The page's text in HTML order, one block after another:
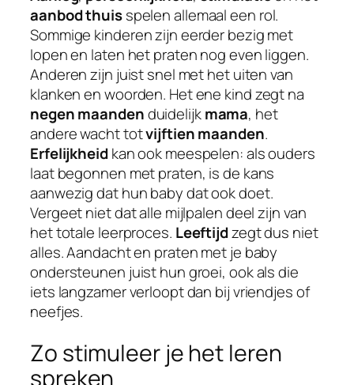
aanbod thuisspelen allemaal een rol.
Sommige kinderen zijn eerder bezig met
lopen en laten het praten nog even liggen.
Anderen zijn juist snel met het uiten van
klanken en woorden. Het ene kind zegt na
negen maandenduidelijkmama, het
andere wacht totvijftien maanden.
Erfelijkheidkan ook meespelen: als ouders
laat begonnen met praten, is de kans
aanwezig dat hun baby dat ook doet.
Vergeet niet dat alle mijlpalen deel zijn van
het totale leerproces. Leeftijdzegt dus niet
alles. Aandacht en praten met je baby
ondersteunen juist hun groei, ook als die
iets langzamer verloopt dan bij vriendjes of
neefjes.
Zo stimuleer je het leren
spreken